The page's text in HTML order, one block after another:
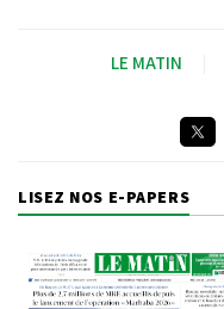
LE MATIN
LISEZ NOS E-PAPERS